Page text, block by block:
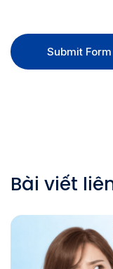
Submit Form
Bài viết